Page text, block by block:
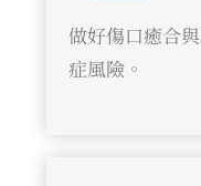
做好傷口癒合
症風險。